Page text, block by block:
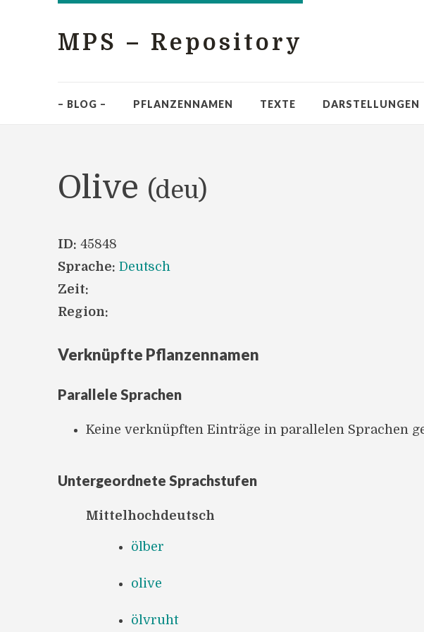
MPS – Repository
– BLOG – PFLANZENNAMEN TEXTE DARSTELLUNGEN
Olive (deu)
ID: 45848
Sprache: Deutsch
Zeit:
Region:
Verknüpfte Pflanzennamen
Parallele Sprachen
Keine verknüpften Einträge in parallelen Sprachen
Untergeordnete Sprachstufen
Mittelhochdeutsch
ölber
olive
ölvruht